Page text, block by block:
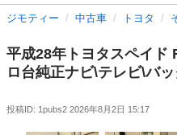
ジモティー 中古車 トヨタ
平成28年トヨタスペイド
ロ台純正ナビ\テレビ\バ
投稿ID: 1pubs2 2026年8月2日 15:17